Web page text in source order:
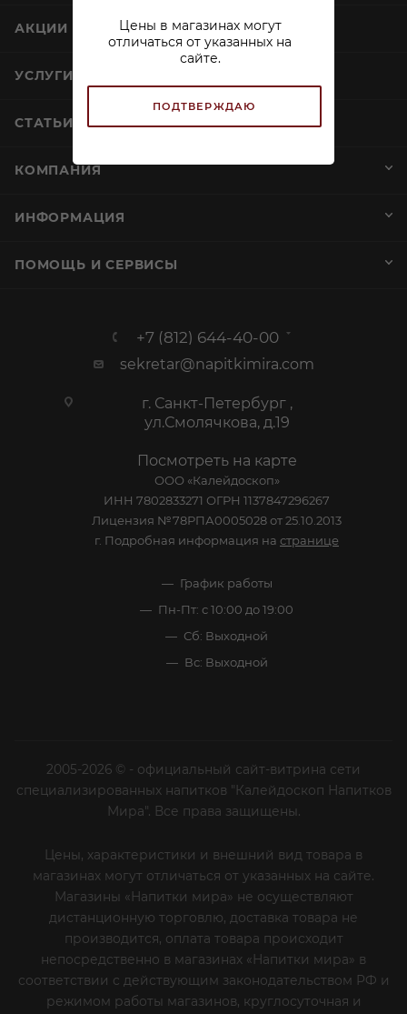
Цены в магазинах могут
отличаться от указанных на
сайте.
ПОДТВЕРЖДАЮ
АКЦИИ
УСЛУГИ
СТАТЬИ
КОМПАНИЯ
ИНФОРМАЦИЯ
ПОМОЩЬ И СЕРВИСЫ
+7 (812) 644-40-00
sekretar@napitkimira.com
г. Санкт-Петербург ,
ул.Смолячкова, д.19
Посмотреть на карте
ООО «Калейдоскоп»
ИНН 7802833271 ОГРН 1137847296267
Лицензия №78РПА0005028 от 25.10.2013
г. Подробная информация на странице
График работы
Пн-Пт: с 10:00 до 19:00
Сб: Выходной
Вс: Выходной
2005-2026 © - официальный сайт-витрина сети
специализированных напитков "Калейдоскоп Напитков
Мира". Все права защищены.
Цены, характеристики и внешний вид товара в
магазинах могут отличаться от указанных на сайте.
Магазины «Напитки мира» не осуществляют
дистанционную торговлю, доставка товара не
производится, оплата товара происходит
непосредственно в магазинах «Напитки мира» в
соответствии с действующим законодательством РФ и
режимом работы магазинов, круглосуточная и